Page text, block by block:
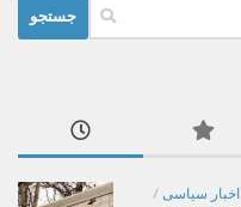
اخبار سیاسی /